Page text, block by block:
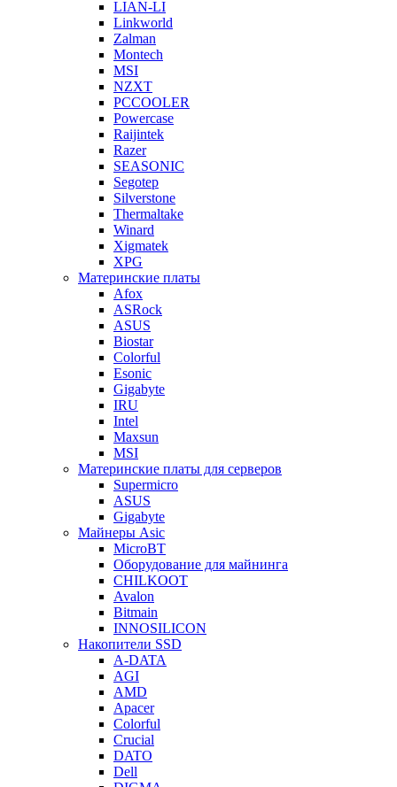
LIAN-LI
Linkworld
Zalman
Montech
MSI
NZXT
PCCOOLER
Powercase
Raijintek
Razer
SEASONIC
Segotep
Silverstone
Thermaltake
Winard
Xigmatek
XPG
Материнские платы
Afox
ASRock
ASUS
Biostar
Colorful
Esonic
Gigabyte
IRU
Intel
Maxsun
MSI
Материнские платы для серверов
Supermicro
ASUS
Gigabyte
Майнеры Asic
MicroBT
Оборудование для майнинга
CHILKOOT
Avalon
Bitmain
INNOSILICON
Накопители SSD
A-DATA
AGI
AMD
Apacer
Colorful
Crucial
DATO
Dell